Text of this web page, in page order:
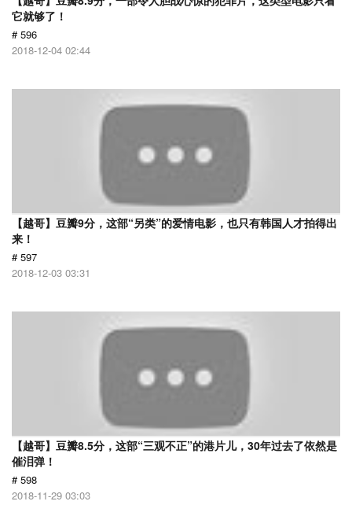
它就够了！
# 596
2018-12-04 02:44
【越哥】豆瓣9分，这部“另类”的爱情电影，也只有韩国人才拍得出
来！
# 597
2018-12-03 03:31
【越哥】豆瓣8.5分，这部“三观不正”的港片儿，30年过去了依然是
催泪弹！
# 598
2018-11-29 03:03